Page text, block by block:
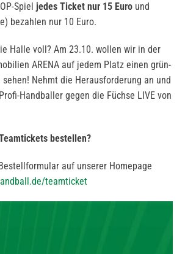
Spiel jedes Ticket nur 15 Euro und
bezahlen nur 10 Euro.
Halle voll? Am 23.10. wollen wir in der
ARENA auf jedem Platz einen grün-
Nehmt die Herausforderung an und
Handballer gegen die Füchse LIVE von
bestellen?
auf unserer Homepage
teamticket